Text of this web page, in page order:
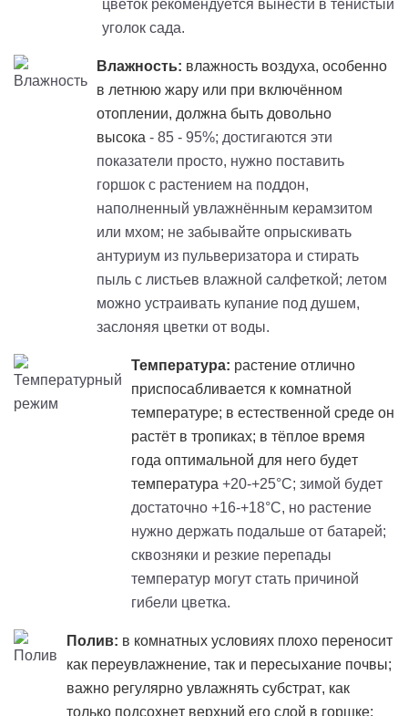
цветок рекомендуется вынести в тенистый
уголок сада.
Влажность: влажность воздуха, особенно
в летнюю жару или при включённом
отоплении, должна быть довольно
высока - 85 - 95%; достигаются эти
показатели просто, нужно поставить
горшок с растением на поддон,
наполненный увлажнённым керамзитом
или мхом; не забывайте опрыскивать
антуриум из пульверизатора и стирать
пыль с листьев влажной салфеткой; летом
можно устраивать купание под душем,
заслоняя цветки от воды.
Температура: растение отлично
приспосабливается к комнатной
температуре; в естественной среде он
растёт в тропиках; в тёплое время
года оптимальной для него будет
температура +20-+25°C; зимой будет
достаточно +16-+18°C, но растение
нужно держать подальше от батарей;
сквозняки и резкие перепады
температур могут стать причиной
гибели цветка.
Полив: в комнатных условиях плохо переносит
как переувлажнение, так и пересыхание почвы;
важно регулярно увлажнять субстрат, как
только подсохнет верхний его слой в горшке;